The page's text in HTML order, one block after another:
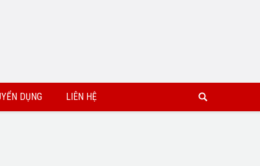
DỤNG LIÊN HỆ